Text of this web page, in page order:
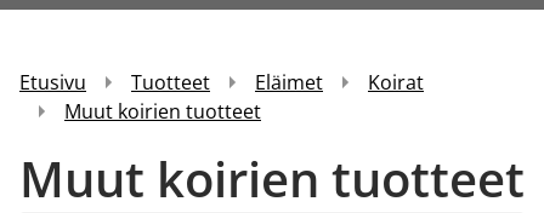
Etusivu Tuotteet Eläimet
Koirat
Muut koirien tuotteet
Muut koirien tuotteet